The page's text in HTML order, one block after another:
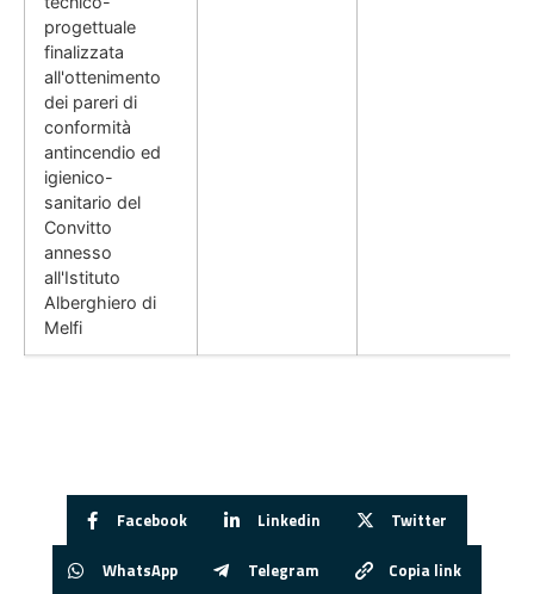
progettuale
finalizzata
all'ottenimento
dei pareri di
conformità
antincendio ed
igienico-
sanitario del
Convitto
annesso
all'Istituto
Alberghiero di
Melfi
Facebook Linkedin Twitter
WhatsApp Telegram Copia link